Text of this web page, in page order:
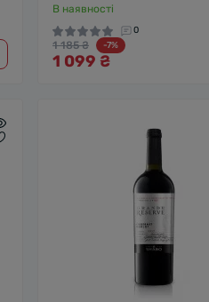
В наявності
0
1 185 ₴ -7%
1 099 ₴